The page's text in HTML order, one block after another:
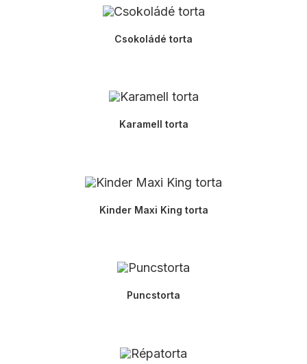
Csokoládé torta
Karamell torta
Kinder Maxi King torta
Puncstorta